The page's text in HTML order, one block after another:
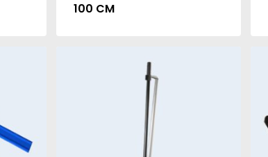
100 CM